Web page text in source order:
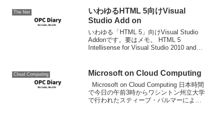
C...
The Net
いわゆるHTML 5向けVisual
Studio Add on
いわゆる「HTML 5」向けVisual Studio
Addonです。要はメモ。 HTML 5
Intellisense for Visual Studio 2010 and
Cloud Computing Microsoft on Cloud Computing
Microsoft on Cloud Computing 日本時間
で今日の午前3時からワシントン州立大学
で行われたスティーブ・バルマーによる